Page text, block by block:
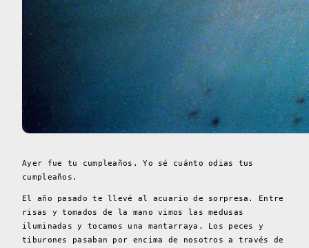
Ayer fue tu cumpleaños. Yo sé cuánto odias tus
cumpleaños.
El año pasado te llevé al acuario de sorpresa. Entre
risas y tomados de la mano vimos las medusas
iluminadas y tocamos una mantarraya. Los peces y
tiburones pasaban por encima de nosotros a través de